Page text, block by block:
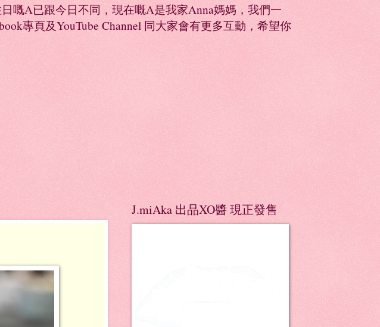
嘅A已跟今日不同，現在嘅A是我家Anna媽媽，我們一
專頁及YouTube Channel 同大家會有更多互動，希望你
J.miAka 出品XO醬 現正發售